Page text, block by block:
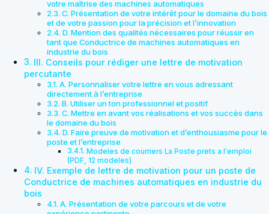
votre maîtrise des machines automatiques
C. Présentation de votre intérêt pour le domaine du bois
et de votre passion pour la précision et l’innovation
D. Mention des qualités nécessaires pour réussir en
tant que Conductrice de machines automatiques en
industrie du bois
III. Conseils pour rédiger une lettre de motivation
percutante
A. Personnaliser votre lettre en vous adressant
directement à l’entreprise
B. Utiliser un ton professionnel et positif
C. Mettre en avant vos réalisations et vos succès dans
le domaine du bois
D. Faire preuve de motivation et d’enthousiasme pour le
poste et l’entreprise
Modeles de courriers La Poste prets a l'emploi
(PDF, 12 modeles)
IV. Exemple de lettre de motivation pour un poste de
Conductrice de machines automatiques en industrie du
bois
A. Présentation de votre parcours et de votre